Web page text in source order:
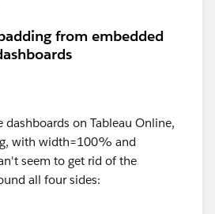
from embedded
dashboards on Tableau Online,
with width=100% and
seem to get rid of the
all four sides: